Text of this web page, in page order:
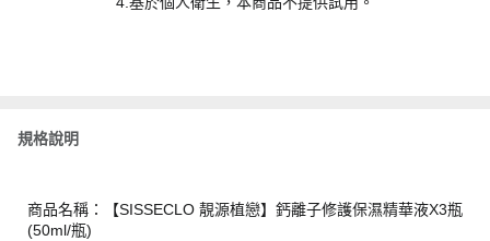
規格說明
商品名稱：【SISSECLO 靚源植戀】鈣離子修護保濕精華液X3瓶
(50ml/瓶)